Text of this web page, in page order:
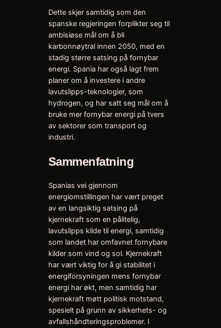
Dette skjer samtidig som den
spanske regjeringen forplikter seg til
ambisiøse mål om å bli
karbonnøytral innen 2050, med en
stadig større satsing på fornybar
energi. Spania har også lagt frem
planer om å investere i andre
lavutslipps-teknologier, som
hydrogen, og har satt seg mål om å
bruke mer fornybar energi på tvers
av sektorer som transport og
industri.
Sammenfatning
Spanias vei gjennom
energiomstillingen har vært preget
av en langsiktig satsing på
kjernekraft som en pålitelig,
lavutslipps kilde til energi, samtidig
som landet har omfavnet fornybare
kilder som vind og sol. Kjernekraft
har vært viktig for å gi stabilitet i
energiforsyningen mens fornybar
energi har økt, men samtidig har
kjernekraft møtt politisk motstand,
spesielt på grunn av sikkerhets- og
avfallshåndteringsproblemer. I